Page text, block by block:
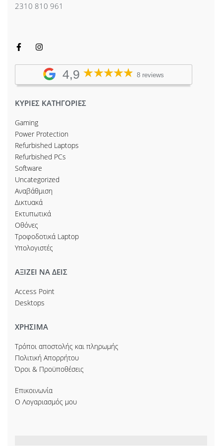
2310 810 961
4,9 8 reviews
ΚΥΡΙΕΣ ΚΑΤΗΓΟΡΙΕΣ
Gaming
Power Protection
Refurbished Laptops
Refurbished PCs
Software
Uncategorized
Αναβάθμιση
Δικτυακά
Εκτυπωτικά
Οθόνες
Τροφοδοτικά Laptop
Υπολογιστές
ΑΞΙΖΕΙ ΝΑ ΔΕΙΣ
Access Point
Desktops
ΧΡΗΣΙΜΑ
Τρόποι αποστολής και πληρωμής
Πολιτική Απορρήτου
Όροι & Προϋποθέσεις
Επικοινωνία
Ο Λογαριασμός μου